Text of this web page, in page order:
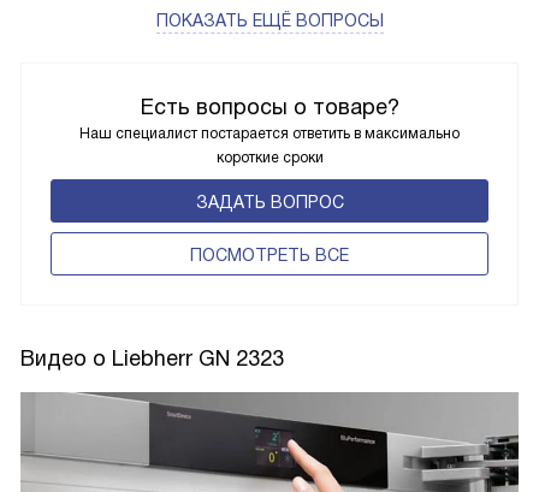
Есть вопросы о товаре?
Наш специалист постарается ответить в максимально
короткие сроки
ЗАДАТЬ ВОПРОС
ПОCМОТРЕТЬ ВСЕ
ПОКАЗАТЬ ЕЩЁ ВОПРОСЫ
Видео о Liebherr GN 2323